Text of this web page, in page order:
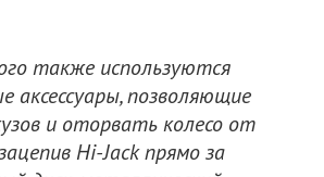
также используются
аксессуары, позволяющие
и оторвать колесо от
Hi-Jack прямо за